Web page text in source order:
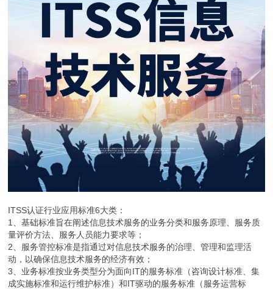
ITSS认证行业应用标准6大类：
1、基础标准旨在阐述信息技术服务的业务分类和服务原理、服务质
量评价方法、服务人员能力要求等；
2、服务管控标准是指通过对信息技术服务的治理、管理和监理活
动，以确保信息技术服务的经济有效；
3、业务标准按业务类型分为面向IT的服务标准（咨询设计标准、集
成实施标准和运行维护标准）和IT驱动的服务标准（服务运营标